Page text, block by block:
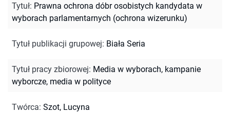
Tytuł: Prawna ochrona dóbr osobistych kandydata w
wyborach parlamentarnych (ochrona wizerunku)
Tytuł publikacji grupowej: Biała Seria
Tytuł pracy zbiorowej: Media w wyborach, kampanie
wyborcze, media w polityce
Twórca: Szot, Lucyna